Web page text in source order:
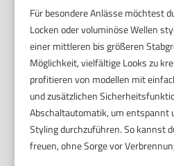
Für besondere Anlässe möchtest
Locken oder voluminöse Wellen
einer mittleren bis größeren
Möglichkeit, vielfältige Looks zu
profitieren von modellen mit
und zusätzlichen
Abschaltautomatik, um entspannt
Styling durchzuführen. So kannst
freuen, ohne Sorge vor